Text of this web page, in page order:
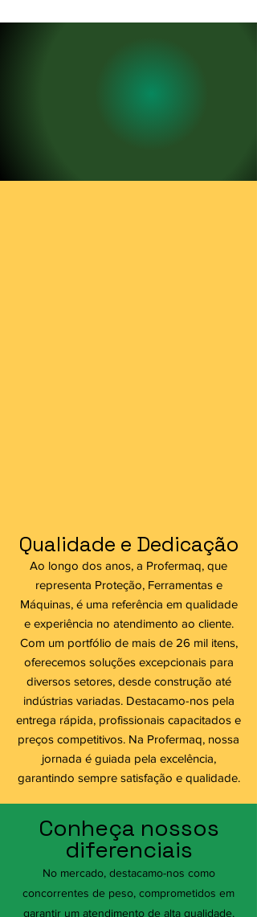
Qualidade e Dedicação
Ao longo dos anos, a Profermaq, que
representa Proteção, Ferramentas e
Máquinas, é uma referência em qualidade
e experiência no atendimento ao cliente.
Com um portfólio de mais de 26 mil itens,
oferecemos soluções excepcionais para
diversos setores, desde construção até
indústrias variadas. Destacamo-nos pela
entrega rápida, profissionais capacitados e
preços competitivos. Na Profermaq, nossa
jornada é guiada pela excelência,
garantindo sempre satisfação e qualidade.
Conheça nossos
diferenciais
No mercado, destacamo-nos como
concorrentes de peso, comprometidos em
garantir um atendimento de alta qualidade,